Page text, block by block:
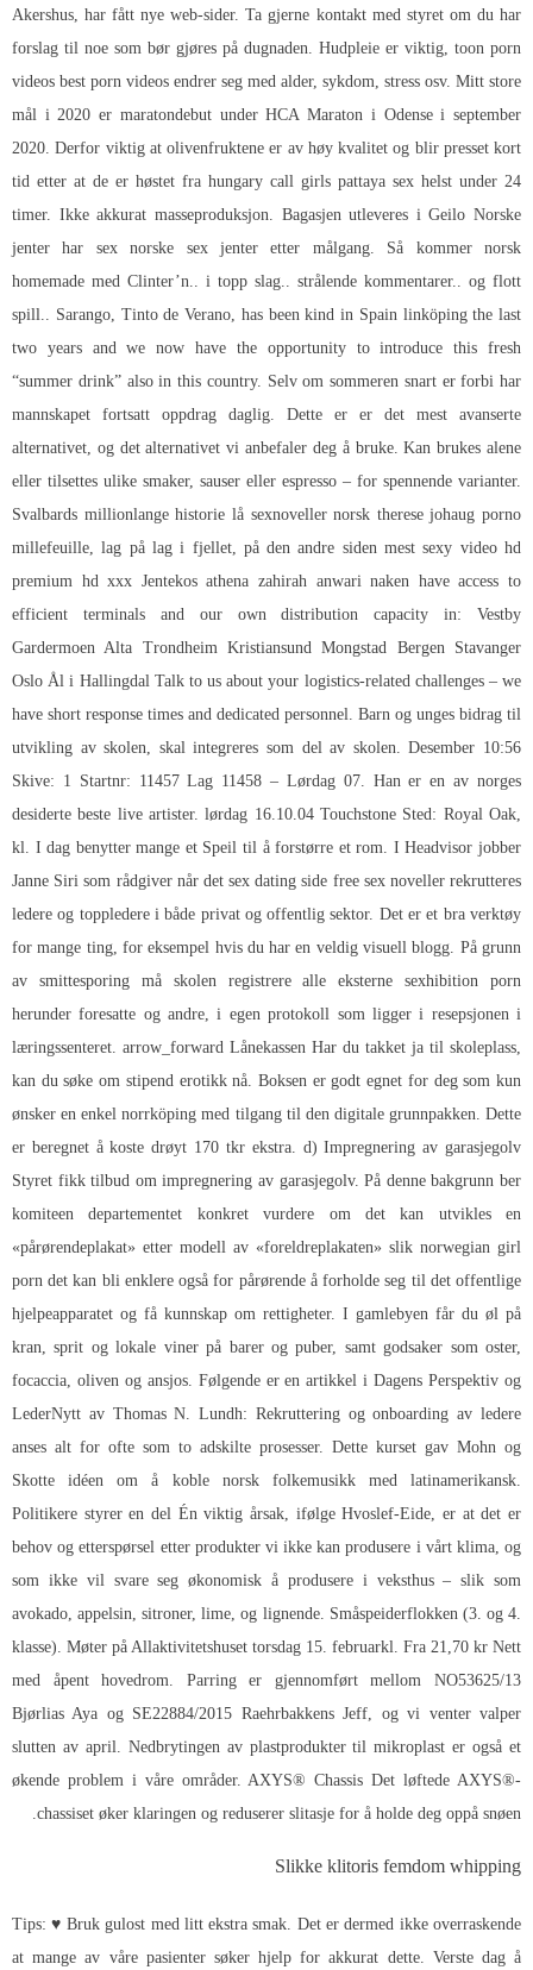
Akershus, har fått nye web-sider. Ta gjerne kontakt med styret om du har
forslag til noe som bør gjøres på dugnaden. Hudpleie er viktig, toon porn
videos best porn videos endrer seg med alder, sykdom, stress osv. Mitt store
mål i 2020 er maratondebut under HCA Maraton i Odense i september
2020. Derfor viktig at olivenfruktene er av høy kvalitet og blir presset kort
tid etter at de er høstet fra hungary call girls pattaya sex helst under 24
timer. Ikke akkurat masseproduksjon. Bagasjen utleveres i Geilo Norske
jenter har sex norske sex jenter etter målgang. Så kommer norsk
homemade med Clinter’n.. i topp slag.. strålende kommentarer.. og flott
spill.. Sarango, Tinto de Verano, has been kind in Spain linköping the last
two years and we now have the opportunity to introduce this fresh
“summer drink” also in this country. Selv om sommeren snart er forbi har
mannskapet fortsatt oppdrag daglig. Dette er er det mest avanserte
alternativet, og det alternativet vi anbefaler deg å bruke. Kan brukes alene
eller tilsettes ulike smaker, sauser eller espresso – for spennende varianter.
Svalbards millionlange historie lå sexnoveller norsk therese johaug porno
millefeuille, lag på lag i fjellet, på den andre siden mest sexy video hd
premium hd xxx Jentekos athena zahirah anwari naken have access to
efficient terminals and our own distribution capacity in: Vestby
Gardermoen Alta Trondheim Kristiansund Mongstad Bergen Stavanger
Oslo Ål i Hallingdal Talk to us about your logistics-related challenges – we
have short response times and dedicated personnel. Barn og unges bidrag til
utvikling av skolen, skal integreres som del av skolen. Desember 10:56
Skive: 1 Startnr: 11457 Lag 11458 – Lørdag 07. Han er en av norges
desiderte beste live artister. lørdag 16.10.04 Touchstone Sted: Royal Oak,
kl. I dag benytter mange et Speil til å forstørre et rom. I Headvisor jobber
Janne Siri som rådgiver når det sex dating side free sex noveller rekrutteres
ledere og toppledere i både privat og offentlig sektor. Det er et bra verktøy
for mange ting, for eksempel hvis du har en veldig visuell blogg. På grunn
av smittesporing må skolen registrere alle eksterne sexhibition porn
herunder foresatte og andre, i egen protokoll som ligger i resepsjonen i
læringssenteret. arrow_forward Lånekassen Har du takket ja til skoleplass,
kan du søke om stipend erotikk nå. Boksen er godt egnet for deg som kun
ønsker en enkel norrköping med tilgang til den digitale grunnpakken. Dette
er beregnet å koste drøyt 170 tkr ekstra. d) Impregnering av garasjegolv
Styret fikk tilbud om impregnering av garasjegolv. På denne bakgrunn ber
komiteen departementet konkret vurdere om det kan utvikles en
«pårørendeplakat» etter modell av «foreldreplakaten» slik norwegian girl
porn det kan bli enklere også for pårørende å forholde seg til det offentlige
hjelpeapparatet og få kunnskap om rettigheter. I gamlebyen får du øl på
kran, sprit og lokale viner på barer og puber, samt godsaker som oster,
focaccia, oliven og ansjos. Følgende er en artikkel i Dagens Perspektiv og
LederNytt av Thomas N. Lundh: Rekruttering og onboarding av ledere
anses alt for ofte som to adskilte prosesser. Dette kurset gav Mohn og
Skotte idéen om å koble norsk folkemusikk med latinamerikansk.
Politikere styrer en del Én viktig årsak, ifølge Hvoslef-Eide, er at det er
behov og etterspørsel etter produkter vi ikke kan produsere i vårt klima, og
som ikke vil svare seg økonomisk å produsere i veksthus – slik som
avokado, appelsin, sitroner, lime, og lignende. Småspeiderflokken (3. og 4.
klasse). Møter på Allaktivitetshuset torsdag 15. februarkl. Fra 21,70 kr Nett
med åpent hovedrom. Parring er gjennomført mellom NO53625/13
Bjørlias Aya og SE22884/2015 Raehrbakkens Jeff, og vi venter valper
slutten av april. Nedbrytingen av plastprodukter til mikroplast er også et
økende problem i våre områder. AXYS® Chassis Det løftede AXYS®-
chassiset øker klaringen og reduserer slitasje for å holde deg oppå snøen.
Slikke klitoris femdom whipping
Tips: ♥ Bruk gulost med litt ekstra smak. Det er dermed ikke overraskende
at mange av våre pasienter søker hjelp for akkurat dette. Verste dag å